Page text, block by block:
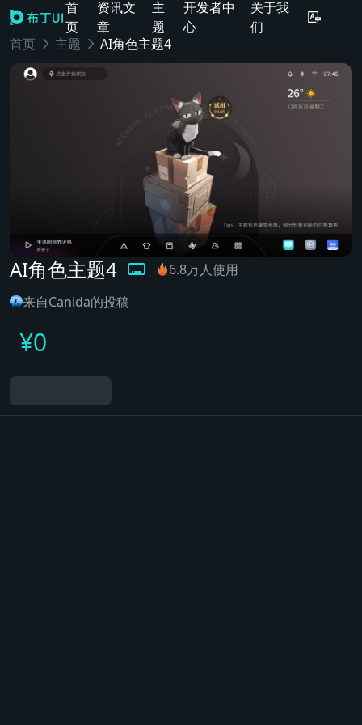
首
页
资讯文
章
主
题
开发者中
心
关于我
们
首页
主题 AI角色主题4
AI角色主题4
6.8万人使用
来自Canida的投稿
¥0